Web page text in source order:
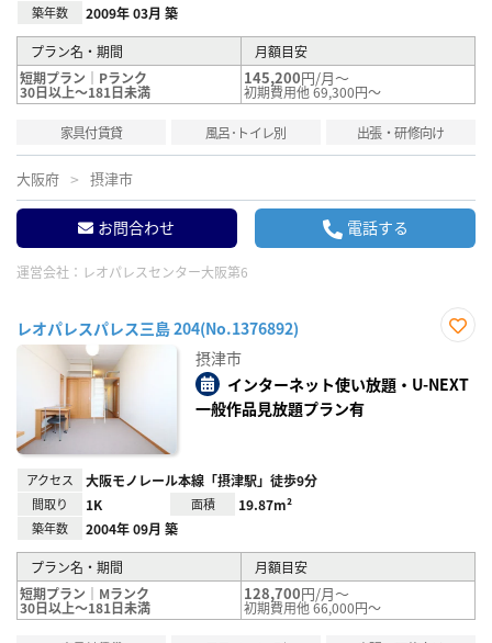
築年数 2009年 03月 築
プラン名・期間
月額目安
短期プラン｜Pランク
30日以上～181日未満
145,200円/月～
初期費用他 69,300円～
家具付賃貸 風呂･トイレ別 出張・研修向け
大阪府 摂津市
お問合わせ 電話する
運営会社： レオパレスセンター大阪第6
レオパレスパレス三島 204(No.1376892)
り登
録
摂津市
インターネット使い放題・U-NEXT
一般作品見放題プラン有
アクセス 大阪モノレール本線「摂津駅」徒歩9分
間取り 1K 面積 19.87m²
築年数 2004年 09月 築
プラン名・期間
月額目安
短期プラン｜Mランク
30日以上～181日未満
128,700円/月～
初期費用他 66,000円～